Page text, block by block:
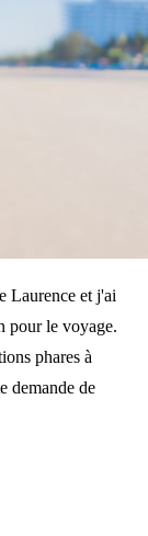
Laurence et j'ai
pour le voyage.
phares à
demande de